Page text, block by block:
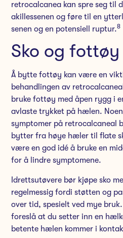
retrocalcanea kan spre seg til
akillessenen og føre til en
senen og en potensiell ruptur.8
Sko og fottøy
Å bytte fottøy kan være en
behandlingen av
bruke fottøy med åpen rygg i
avlaste trykket på hælen.
symptomer på retrocalcaneal
bytter fra høye hæler til flate
være en god idé å bruke en
for å lindre symptomene.
Idrettsutøvere bør kjøpe sko
regelmessig fordi støtten og
over tid, spesielt ved mye
foreslå at du setter inn en
betente hælen kommer i